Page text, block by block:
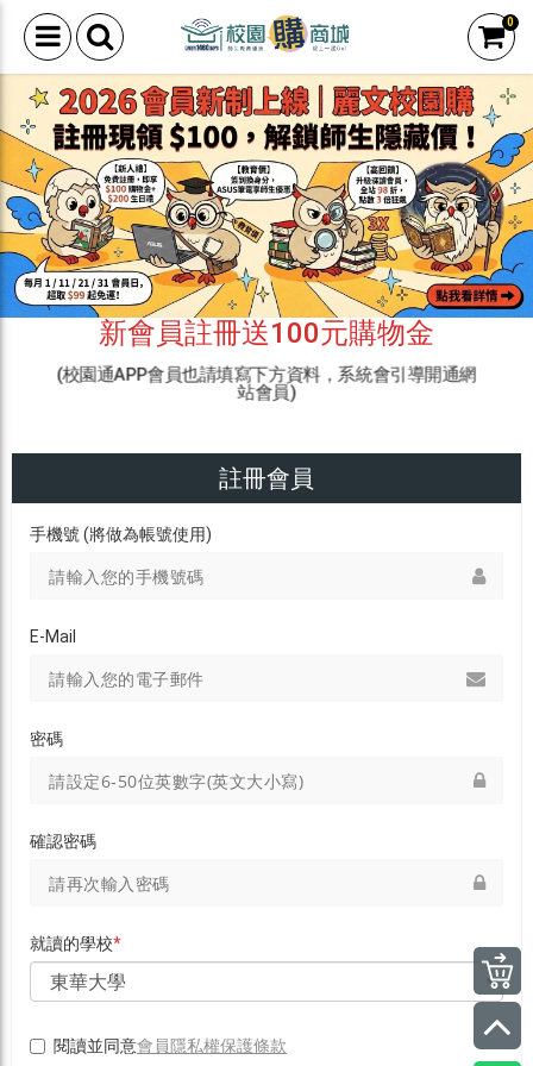
0
新會員註冊送100元購物金
(校園通APP會員也請填寫下方資料，系統會引導開通網
站會員)
註冊會員
手機號 (將做為帳號使用)
E-Mail
密碼
確認密碼
就讀的學校*
閱讀並同意會員隱私權保護條款